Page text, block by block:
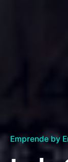
Emprende by